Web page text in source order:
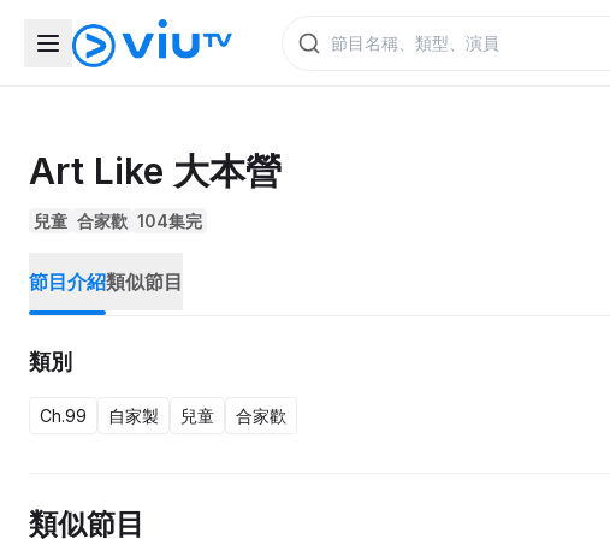
Art Like 大本營
兒童 合家歡 104集完
節目介紹類似節目
類別
Ch.99 自家製 兒童 合家歡
類似節目